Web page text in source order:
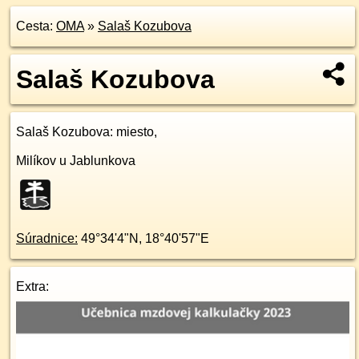
Cesta: OMA» Salaš Kozubova
Salaš Kozubova
Salaš Kozubova: miesto,
Milíkov u Jablunkova
Súradnice: 49°34'4"N , 18°40'57"E
Extra: